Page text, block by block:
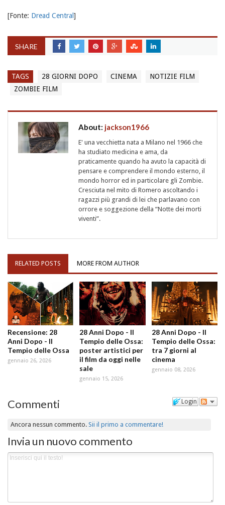
[Fonte: Dread Central ]
SHARE
TAGS 28 GIORNI DOPO CINEMA
NOTIZIE FILM
ZOMBIE FILM
About: jackson1966
E' una vecchietta nata a Milano nel 1966 che
ha studiato medicina e ama, da
praticamente quando ha avuto la capacità di
pensare e comprendere il mondo esterno, il
mondo horror ed in particolare gli Zombie.
Cresciuta nel mito di Romero ascoltando i
ragazzi più grandi di lei che parlavano con
orrore e soggezione della “Notte dei morti
viventi”.
RELATED POSTS MORE FROM AUTHOR
Recensione: 28
Anni Dopo - Il
Tempio delle Ossa
gennaio 26, 2026
28 Anni Dopo - Il
Tempio delle Ossa:
poster artistici per
il film da oggi nelle
sale
gennaio 15, 2026
28 Anni Dopo - Il
Tempio delle Ossa:
tra 7 giorni al
cinema
gennaio 08, 2026
Login
Commenti
Ancora nessun commento.Sii il primo a commentare!
Invia un nuovo commento